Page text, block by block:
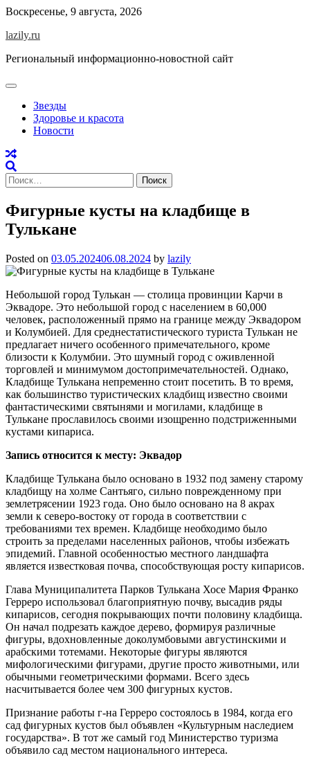
Skip
content
Воскресенье, 9 августа, 2026
lazily.ru
Региональный информационно-новостной сайт
Звезды
Здоровье и красота
Новости
Найти:
Фигурные кусты на кладбище в
Тулькане
Posted on 03.05.202406.08.2024 by lazily
Небольшой город Тулькан — столица провинции Карчи в
Эквадоре. Это небольшой город с населением в 60,000
человек, расположенный прямо на границе между Эквадором
и Колумбией. Для среднестатистического туриста Тулькан не
предлагает ничего особенного примечательного, кроме
близости к Колумбии. Это шумный город с оживленной
торговлей и минимумом достопримечательностей. Однако,
Кладбище Тулькана непременно стоит посетить. В то время,
как большинство туристических кладбищ известно своими
фантастическими святынями и могилами, кладбище в
Тулькане прославилось своими изощренно подстриженными
кустами кипариса.
Запись относится к месту: Эквадор
Кладбище Тулькана было основано в 1932 под замену старому
кладбищу на холме Сантьяго, сильно поврежденному при
землетрясении 1923 года. Оно было основано на 8 акрах
земли к северо-востоку от города в соответствии с
требованиями тех времен. Кладбище необходимо было
строить за пределами населенных районов, чтобы избежать
эпидемий. Главной особенностью местного ландшафта
является известковая почва, способствующая росту кипарисов.
Глава Муниципалитета Парков Тулькана Хосе Мария Франко
Герреро использовал благоприятную почву, высадив ряды
кипарисов, сегодня покрывающих почти половину кладбища.
Он начал подрезать каждое дерево, формируя различные
фигуры, вдохновленные доколумбовыми августинскими и
арабскими тотемами. Некоторые фигуры являются
мифологическими фигурами, другие просто животными, или
обычными геометрическими формами. Всего здесь
насчитывается более чем 300 фигурных кустов.
Признание работы г-на Герреро состоялось в 1984, когда его
сад фигурных кустов был объявлен «Культурным наследием
государства». В тот же самый год Министерство туризма
объявило сад местом национального интереса.